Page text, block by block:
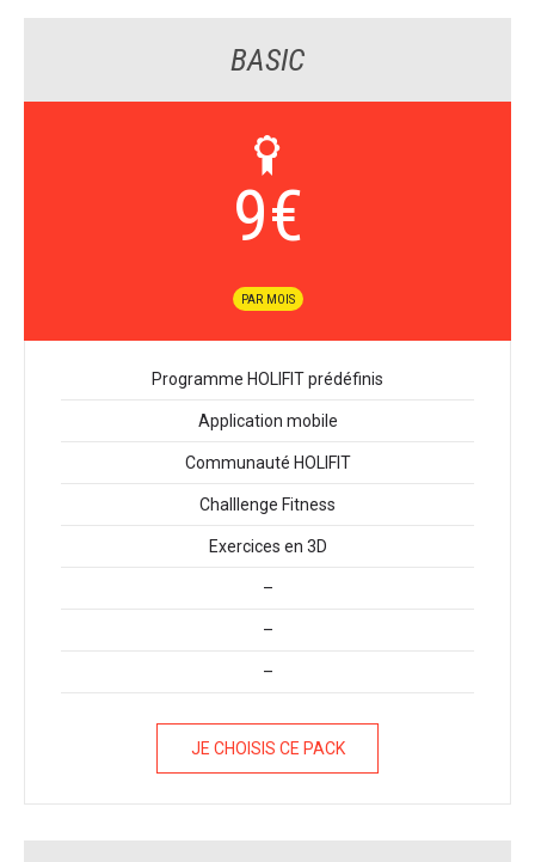
BASIC
9€
PAR MOIS
Programme HOLIFIT prédéfinis
Application mobile
Communauté HOLIFIT
Challlenge Fitness
Exercices en 3D
–
–
–
JE CHOISIS CE PACK